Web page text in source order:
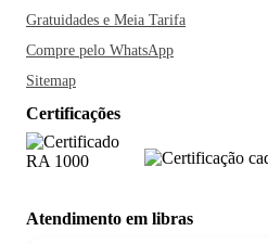
Gratuidades e Meia Tarifa
Compre pelo WhatsApp
Sitemap
Certificações
Atendimento em libras